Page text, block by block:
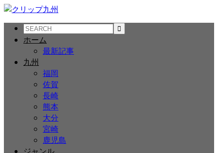
ホーム
最新記事
九州
福岡
佐賀
長崎
熊本
大分
宮崎
鹿児島